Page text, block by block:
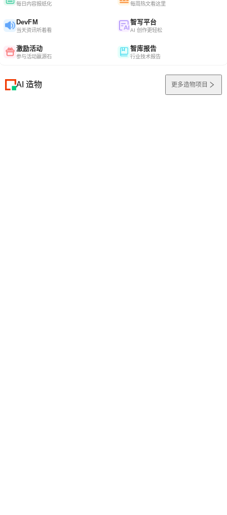
每日内容报纸化 每周热文看这里
DevFM
当天资讯听着看
智写平台
AI 创作更轻松
激励活动
参与活动赢源石
智库报告
行业技术报告
AI 造物 更多造物项目